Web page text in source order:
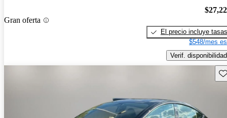
Gran oferta
El precio incluye tasas
$548/mes
Verif. disponibilidad